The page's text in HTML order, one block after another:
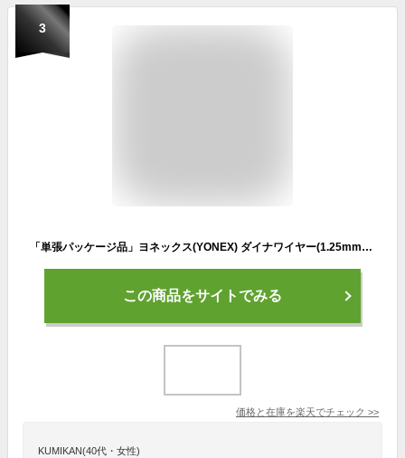
3
「単張パッケージ品」ヨネックス(YONEX) ダイナワイヤー(1.25mm／1.30mm) 硬式テニスガット ナイロン モノフィラメントガット 国内正規品 TGDW(18y11m)[次回使えるクーポンプレゼント]
この商品をサイトでみる
価格と在庫を楽天でチェック >>
KUMIKAN(40代・女性)